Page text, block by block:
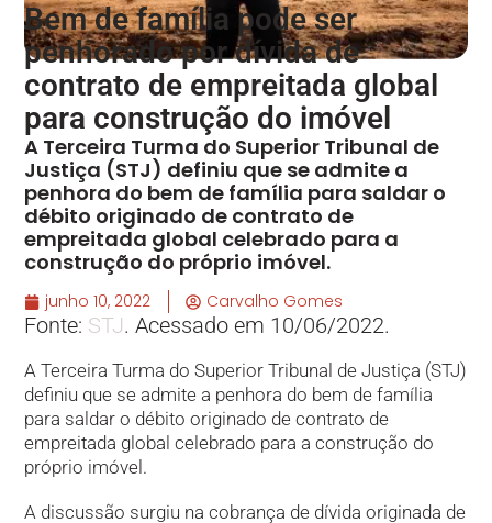
Bem de família pode ser
penhorado por dívida de
contrato de empreitada global
para construção do imóvel
​A Terceira Turma do Superior Tribunal de
Justiça (STJ) definiu que se admite a
penhora do bem de família para saldar o
débito originado de contrato de
empreitada global celebrado para a
construção do próprio imóvel.
junho 10, 2022 Carvalho Gomes
Fonte: STJ. Acessado em 10/06/2022.
​A Terceira Turma do Superior Tribunal de Justiça (STJ)
definiu que se admite a penhora do bem de família
para saldar o débito originado de contrato de
empreitada global celebrado para a construção do
próprio imóvel.
A discussão surgiu na cobrança de dívida originada de